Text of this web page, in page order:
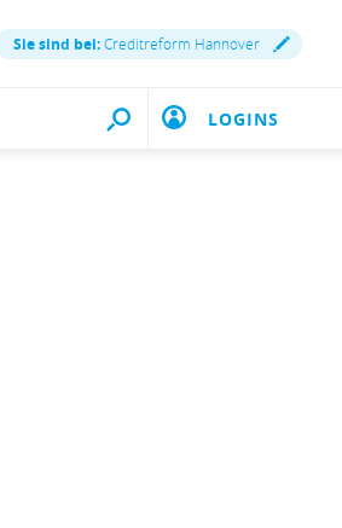
Sie sind bei:Creditreform Hannover
LOGINS